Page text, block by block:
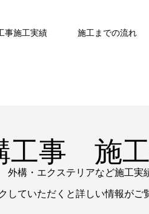
事施工実績 施工までの流れ
工事 施
外構・エクステリアなど施工実
していただくと詳しい情報がご